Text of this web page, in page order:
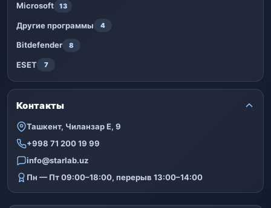
Microsoft 13
Другие программы 4
Bitdefender 8
ESET 7
Контакты
Ташкент, Чиланзар Е, 9
+998 71 200 19 99
info@starlab.uz
Пн — Пт 09:00–18:00, перерыв 13:00–14:00